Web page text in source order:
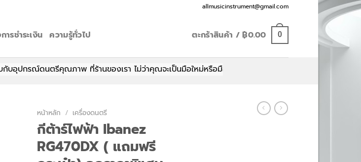
allmusicinstrument@gmail.com
ารชำระเงิน ความรู้ทั่วไป ตะกร้าสินค้า /฿0.00 0
ณ์ดนตรีคุณภาพ ที่ร้านของเรา ไม่ว่าคุณจะเป็นมือใหม่หรือมือโปร มีทุกอย่างให้คุณเลือกสรร
หน้าหลัก / เครื่องดนตรี
กีต้าร์ไฟฟ้า Ibanez
RG470DX ( แถมฟรี